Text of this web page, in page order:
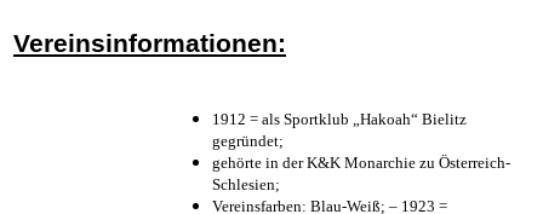
Vereinsinformationen:
1912 = als Sportklub „Hakoah“ Bielitz
gegründet;
gehörte in der K&K Monarchie zu Österreich-
Schlesien;
Vereinsfarben: Blau-Weiß; – 1923 =